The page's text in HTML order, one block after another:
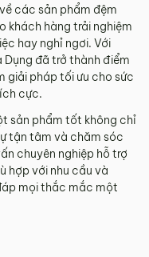
các sản phẩm đệm
khách hàng trải nghiệm
hay nghỉ ngơi. Với
Dụng đã trở thành điểm
giải pháp tối ưu cho sức
cực.
sản phẩm tốt không chỉ
tận tâm và chăm sóc
chuyên nghiệp hỗ trợ
hợp với nhu cầu và
mọi thắc mắc một